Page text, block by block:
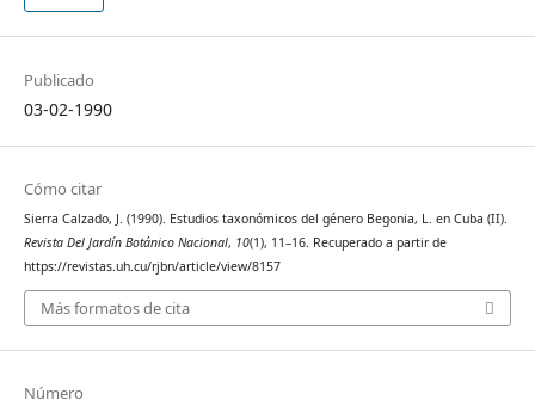
Publicado
03-02-1990
Cómo citar
Sierra Calzado, J. (1990). Estudios taxonómicos del género Begonia, L. en Cuba (II).
Revista Del Jardín Botánico Nacional, 10(1), 11–16. Recuperado a partir de
https://revistas.uh.cu/rjbn/article/view/8157
Más formatos de cita
Número